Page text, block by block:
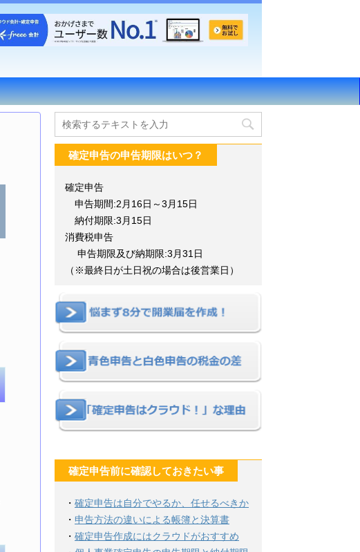
確定申告の申告期限はいつ？
確定申告
申告期間:2月16日～3月15日
納付期限:3月15日
消費税申告
申告期限及び納期限:3月31日
（※最終日が土日祝の場合は後営業日）
確定申告前に確認しておきたい事
・ 確定申告は自分でやるか、任せるべきか
・ 申告方法の違いによる帳簿と決算書
・ 確定申告作成にはクラウドがおすすめ